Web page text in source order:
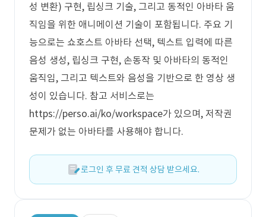
성 변환) 구현, 립싱크 기술, 그리고 동적인 아바타 움
직임을 위한 애니메이션 기술이 포함됩니다. 주요 기
능으로는 쇼호스트 아바타 선택, 텍스트 입력에 따른
음성 생성, 립싱크 구현, 손동작 및 아바타의 동적인
움직임, 그리고 텍스트와 음성을 기반으로 한 영상 생
성이 있습니다. 참고 서비스로는
https://perso.ai/ko/workspace가 있으며, 저작권
문제가 없는 아바타를 사용해야 합니다.
로그인 후 무료 견적 상담 받으세요.